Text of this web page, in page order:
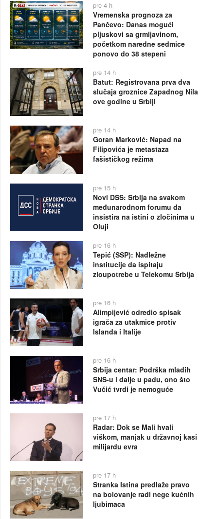
pre 4 h
Vremenska prognoza za
Pančevo: Danas mogući
pljuskovi sa grmljavinom,
početkom naredne sedmice
ponovo do 38 stepeni
pre 14 h
Batut: Registrovana prva dva
slučaja groznice Zapadnog Nila
ove godine u Srbiji
pre 14 h
Goran Marković: Napad na
Filipovića je metastaza
fašističkog režima
pre 15 h
Novi DSS: Srbija na svakom
međunarodnom forumu da
insistira na istini o zločinima u
Oluji
pre 16 h
Tepić (SSP): Nadležne
institucije da ispitaju
zloupotrebe u Telekomu Srbija
pre 16 h
Alimpijević odredio spisak
igrača za utakmice protiv
Islanda i Italije
pre 16 h
Srbija centar: Podrška mladih
SNS-u i dalje u padu, ono što
Vučić tvrdi je nemoguće
pre 17 h
Radar: Dok se Mali hvali
viškom, manjak u državnoj kasi
milijardu evra
pre 17 h
Stranka Istina predlaže pravo
na bolovanje radi nege kućnih
ljubimaca